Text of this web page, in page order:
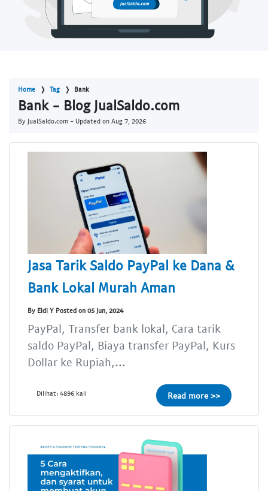
Home Tag Bank
Bank - Blog JualSaldo.com
By JualSaldo.com - Updated on Aug 7, 2026
Jasa Tarik Saldo PayPal ke Dana &
Bank Lokal Murah Aman
By Eldi Y Posted on 05 Jun, 2024
PayPal, Transfer bank lokal, Cara tarik
saldo PayPal, Biaya transfer PayPal, Kurs
Dollar ke Rupiah,...
Dilihat: 4896 kali Read more >>